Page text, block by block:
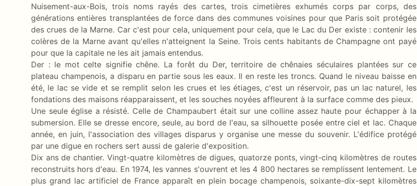
Nuisement-aux-Bois, trois noms rayés des cartes, trois cimetières exhumés corps par corps, des
générations entières transplantées de force dans des communes voisines pour que Paris soit protégée
des crues de la Marne. Car c'est pour cela, uniquement pour cela, que le Lac du Der existe : contenir les
colères de la Marne avant qu'elles n'atteignent la Seine. Trois cents habitants de Champagne ont payé
pour que la capitale ne les ait jamais entendus.
Der : le mot celte signifie chêne. La forêt du Der, territoire de chênaies séculaires plantées sur ce
plateau champenois, a disparu en partie sous les eaux. Il en reste les troncs. Quand le niveau baisse en
été, le lac se vide et se remplit selon les crues et les étiages, c'est un réservoir, pas un lac naturel, les
fondations des maisons réapparaissent, et les souches noyées affleurent à la surface comme des pieux.
Une seule église a résisté. Celle de Champaubert était sur une colline assez haute pour échapper à la
submersion. Elle se dresse encore, seule, au bord de l'eau, sa silhouette posée entre ciel et lac. Chaque
année, en juin, l'association des villages disparus y organise une messe du souvenir. L'édifice protégé
par une digue en rochers sert aussi de galerie d'exposition.
Dix ans de chantier. Vingt-quatre kilomètres de digues, quatorze ponts, vingt-cinq kilomètres de routes
reconstruits hors d'eau. En 1974, les vannes s'ouvrent et les 4 800 hectares se remplissent lentement. Le
plus grand lac artificiel de France apparaît en plein bocage champenois, soixante-dix-sept kilomètres